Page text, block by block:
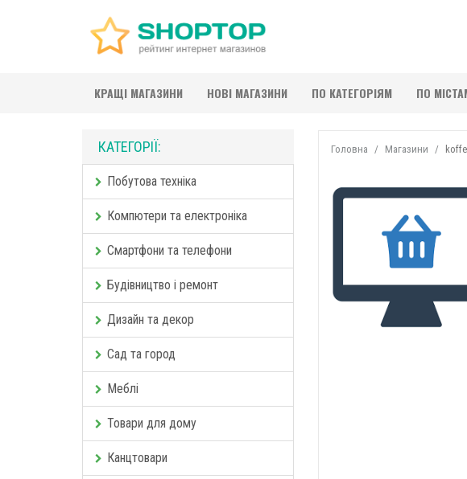
КРАЩІ МАГАЗИНИ НОВІ МАГАЗИНИ ПО КАТЕГОРІЯМ ПО
КАТЕГОРІЇ:
Побутова техніка
Компютери та електроніка
Смартфони та телефони
Будівництво і ремонт
Дизайн та декор
Сад та город
Меблі
Товари для дому
Канцтовари
Головна Магазини